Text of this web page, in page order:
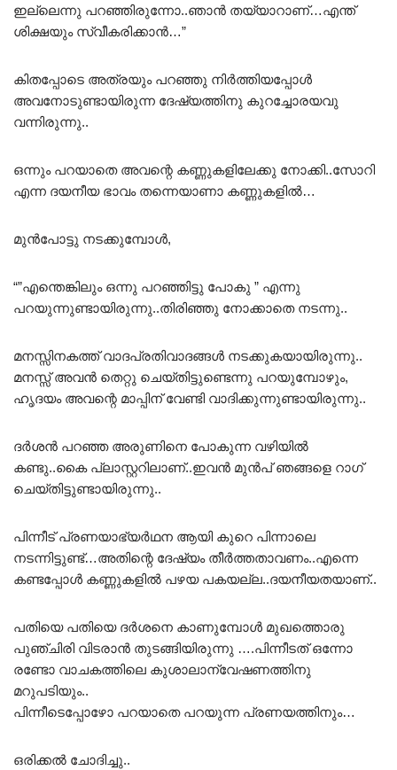
ഇല്ലെന്നു പറഞ്ഞിരുന്നോ..ഞാൻ തയ്യാറാണ്…എന്ത്
ശിക്ഷയും സ്വീകരിക്കാൻ…”
കിതപ്പോടെ അത്രയും പറഞ്ഞു നിർത്തിയപ്പോൾ
അവനോടുണ്ടായിരുന്ന ദേഷ്യത്തിനു കുറച്ചോരയവു
വന്നിരുന്നു..
ഒന്നും പറയാതെ അവന്റെ കണ്ണുകളിലേക്കു നോക്കി..സോറി
എന്ന ദയനീയ ഭാവം തന്നെയാണാ കണ്ണുകളിൽ…
മുൻപോട്ടു നടക്കുമ്പോൾ,
“”എന്തെങ്കിലും ഒന്നു പറഞ്ഞിട്ടു പോകു ” എന്നു
പറയുന്നുണ്ടായിരുന്നു..തിരിഞ്ഞു നോക്കാതെ നടന്നു..
മനസ്സിനകത്ത് വാദപ്രതിവാദങ്ങൾ നടക്കുകയായിരുന്നു..
മനസ്സ് അവൻ തെറ്റു ചെയ്തിട്ടുണ്ടെന്നു പറയുമ്പോഴും,
ഹൃദയം അവന്റെ മാപ്പിന് വേണ്ടി വാദിക്കുന്നുണ്ടായിരുന്നു..
ദർശൻ പറഞ്ഞ അരുണിനെ പോകുന്ന വഴിയിൽ
കണ്ടു..കൈ പ്ലാസ്റ്ററിലാണ്..ഇവൻ മുൻപ് ഞങ്ങളെ റാഗ്
ചെയ്തിട്ടുണ്ടായിരുന്നു..
പിന്നീട് പ്രണയാഭ്യർഥന ആയി കുറെ പിന്നാലെ
നടന്നിട്ടുണ്ട്…അതിന്റെ ദേഷ്യം തീർത്തതാവണം..എന്നെ
കണ്ടപ്പോൾ കണ്ണുകളിൽ പഴയ പകയല്ല..ദയനീയതയാണ്..
പതിയെ പതിയെ ദർശനെ കാണുമ്പോൾ മുഖത്തൊരു
പുഞ്ചിരി വിടരാൻ തുടങ്ങിയിരുന്നു ….പിന്നീടത് ഒന്നോ
രണ്ടോ വാചകത്തിലെ കുശാലാന്വേഷണത്തിനു
മറുപടിയും..
പിന്നീടെപ്പോഴോ പറയാതെ പറയുന്ന പ്രണയത്തിനും…
ഒരിക്കൽ ചോദിച്ചു..